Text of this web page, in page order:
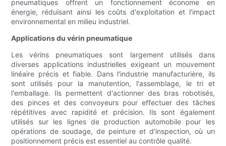
pneumatiques offrent un fonctionnement économe en
énergie, réduisant ainsi les coûts d'exploitation et l'impact
environnemental en milieu industriel.
Applications du vérin pneumatique
Les vérins pneumatiques sont largement utilisés dans
diverses applications industrielles exigeant un mouvement
linéaire précis et fiable. Dans l'industrie manufacturière, ils
sont utilisés pour la manutention, l'assemblage, le tri et
l'emballage. Ils permettent d'actionner des bras robotisés,
des pinces et des convoyeurs pour effectuer des tâches
répétitives avec rapidité et précision. Ils sont également
utilisés sur les lignes de production automobile pour les
opérations de soudage, de peinture et d'inspection, où un
positionnement précis est essentiel au contrôle qualité.